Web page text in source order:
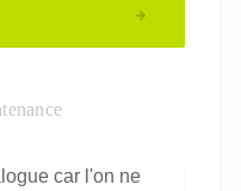
car l'on ne